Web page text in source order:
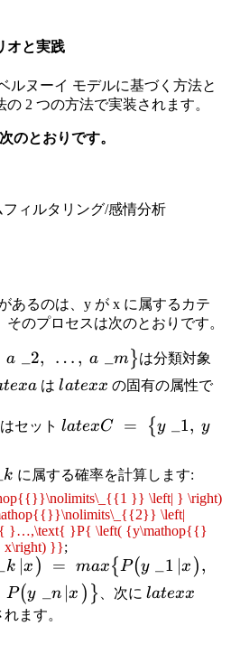
オと実践
ルヌーイ モデルに基づく方法と
2 つの方法で実装されます。
のとおりです。
ィルタリング/感情分析
あるのは、y が x に属するカテ
のプロセスは次のとおりです。
}{ \left\{
a 2, … , a m }は分類対象
texa はlatex
latexx の固有の属性で
セット latex {C\text{
}y\mathop{{
\right\} }}
latexC = { y 1, y
k に属する確率を計算します:
}} \left| } \right)
\left|
}…,\text{ }P{ \left( {y\mathop{{}
x\right) }};
}\text{
{P{
k x ) = max{ P(y 1 ∣x ),
P(y n ∣x ) } 、次に latex
latexx
ます。